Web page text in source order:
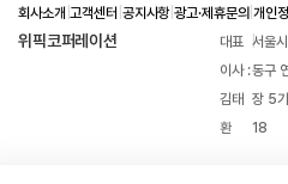
회사소개 고객센터 공지사항|광고·제휴문의|개인
위픽코퍼레이션
대표
이사 :
김태
환
|서울
동구
장 5
18